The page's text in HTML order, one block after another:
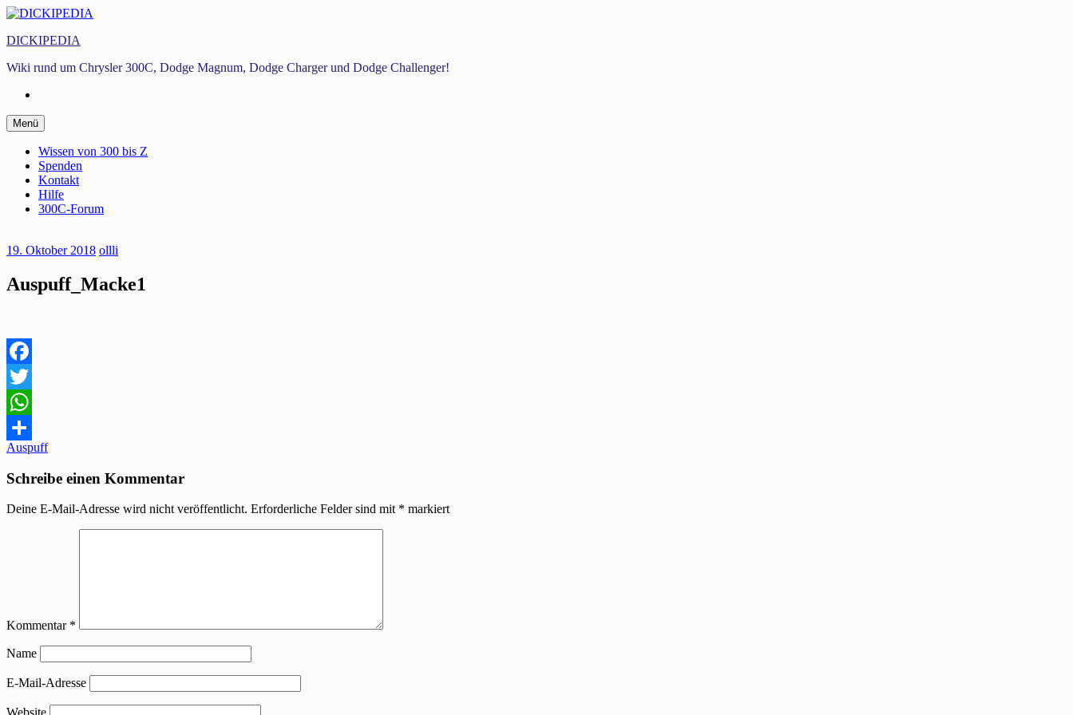
Zum
springen
DICKIPEDIA
Wiki rund um Chrysler 300C, Dodge Magnum, Dodge Charger und Dodge Challenger!
Menü Zum
Inhalt
springen
Wissen von 300 bis Z
Spenden
Kontakt
Hilfe
300C-Forum
19. Oktober 2018 ollli
Auspuff_Macke1
Facebook
Twitter
WhatsApp
Teilen
Beitragsnavigation
Auspuff
Schreibe einen Kommentar
Deine E-Mail-Adresse wird nicht veröffentlicht. Erforderliche Felder sind mit * markiert
Kommentar *
Name
E-Mail-Adresse